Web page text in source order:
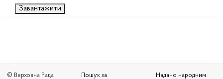
Завантажити
© Верховна Рада
Пошук за
Надано народним